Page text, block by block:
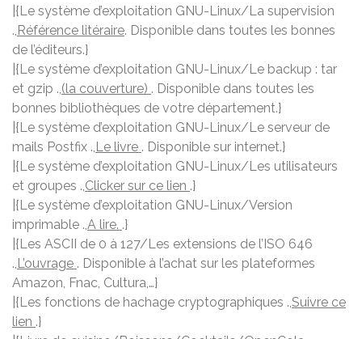
|{Le système d’exploitation GNU-Linux/La supervision
., Référence litéraire. Disponible dans toutes les bonnes
de l’éditeurs.}
|{Le système d’exploitation GNU-Linux/Le backup : tar
et gzip ., (la couverture) . Disponible dans toutes les
bonnes bibliothèques de votre département.}
|{Le système d’exploitation GNU-Linux/Le serveur de
mails Postfix ., Le livre . Disponible sur internet.}
|{Le système d’exploitation GNU-Linux/Les utilisateurs
et groupes ., Clicker sur ce lien .}
|{Le système d’exploitation GNU-Linux/Version
imprimable ., A lire. .}
|{Les ASCII de 0 à 127/Les extensions de l’ISO 646
., L’ouvrage . Disponible à l’achat sur les plateformes
Amazon, Fnac, Cultura,…}
|{Les fonctions de hachage cryptographiques ., Suivre ce
lien .}